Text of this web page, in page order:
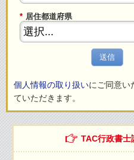
* 居住都道府県
送信
個人情報の取り扱いにご同意い
ていただきます。
TAC行政書